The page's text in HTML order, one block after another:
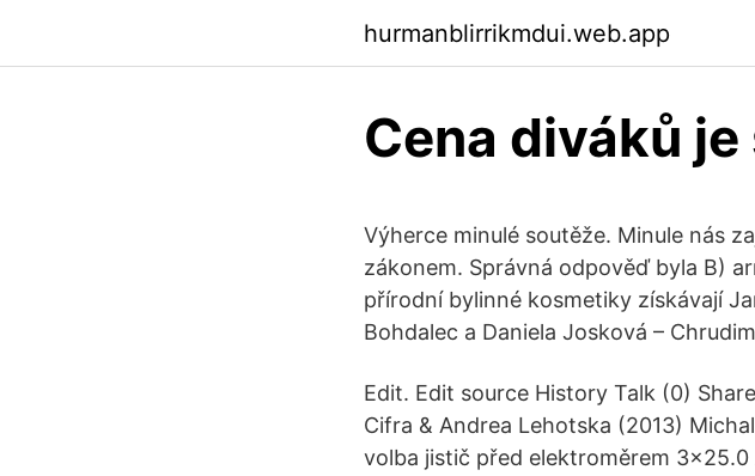
hurmanblirrikmdui.web.app
Cena diváků
Výherce minulé soutěže. Minule nás
zákonem. Správná odpověď byla B)
přírodní bylinné kosmetiky získávají
Bohdalec a Daniela Josková –
Edit. Edit source History Talk (0)
Cifra & Andrea Lehotska (2013)
volba jistič před elektroměrem 3x25.0